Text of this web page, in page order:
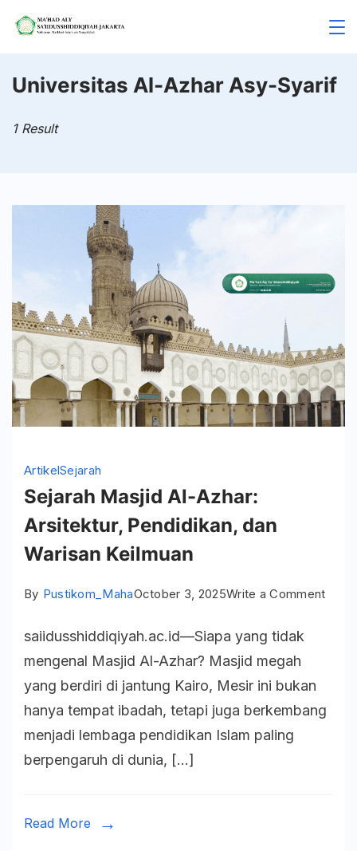
Skip
Aly
Universitas Al-Azhar Asy-Syarif
1 Result
ArtikelSejarah
Sejarah Masjid Al-Azhar:
Arsitektur, Pendidikan, dan
Warisan Keilmuan
By Pustikom_MahaOctober 3, 2025Write a Commenton
saiidusshiddiqiyah.ac.id—Siapa yang tidak
mengenal Masjid Al-Azhar? Masjid megah
yang berdiri di jantung Kairo, Mesir ini bukan
hanya tempat ibadah, tetapi juga berkembang
menjadi lembaga pendidikan Islam paling
berpengaruh di dunia, […]
Read More